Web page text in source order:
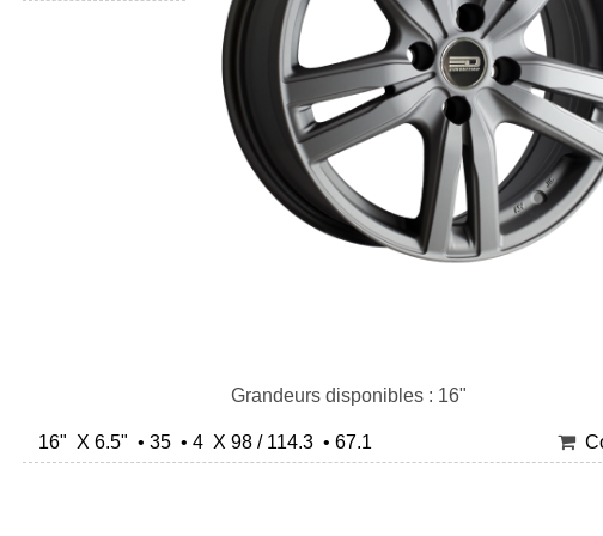
Grandeurs disponibles : 16"
16" X 6.5" • 35 • 4 X 98 / 114.3 • 67.1